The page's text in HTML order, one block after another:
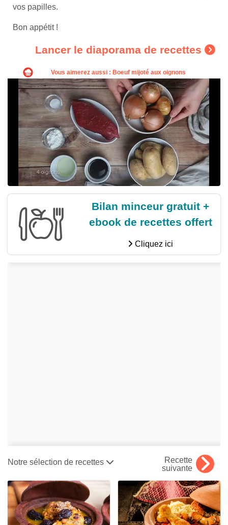
vos papilles.
Bon appétit !
Lancer le diaporama de recettes
Bilan minceur gratuit +
ebook de recettes offert
Cliquez ici
Notre sélection de recettes
Recette
suivante